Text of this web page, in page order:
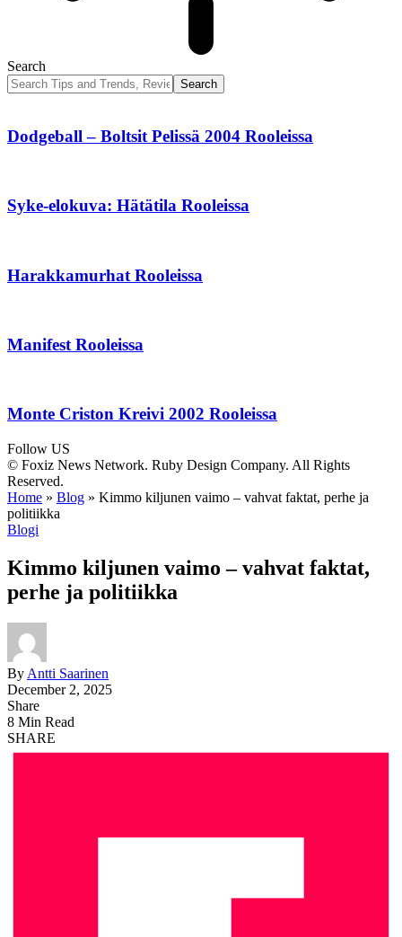
Search
Dodgeball – Boltsit Pelissä 2004 Rooleissa
Syke-elokuva: Hätätila Rooleissa
Harakkamurhat Rooleissa
Manifest Rooleissa
Monte Criston Kreivi 2002 Rooleissa
Follow US
© Foxiz News Network. Ruby Design Company. All Rights
Reserved.
Home » Blog » Kimmo kiljunen vaimo – vahvat faktat, perhe ja
politiikka
Blogi
Kimmo kiljunen vaimo – vahvat faktat,
perhe ja politiikka
By Antti Saarinen
December 2, 2025
Share
8 Min Read
SHARE